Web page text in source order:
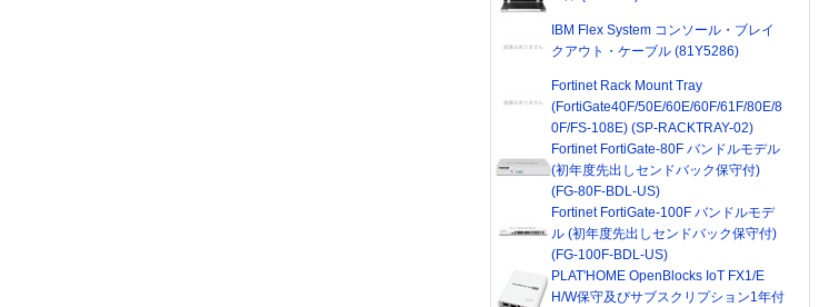
IBM Flex System コンソール・ブレイ
クアウト・ケーブル (81Y5286)
Fortinet Rack Mount Tray
(FortiGate40F/50E/60E/60F/61F/80E/8
0F/FS-108E) (SP-RACKTRAY-02)
Fortinet FortiGate-80F バンドルモデル
(初年度先出しセンドバック保守付)
(FG-80F-BDL-US)
Fortinet FortiGate-100F バンドルモデ
ル (初年度先出しセンドバック保守付)
(FG-100F-BDL-US)
PLAT'HOME OpenBlocks IoT FX1/E
H/W保守及びサブスクリプション1年付